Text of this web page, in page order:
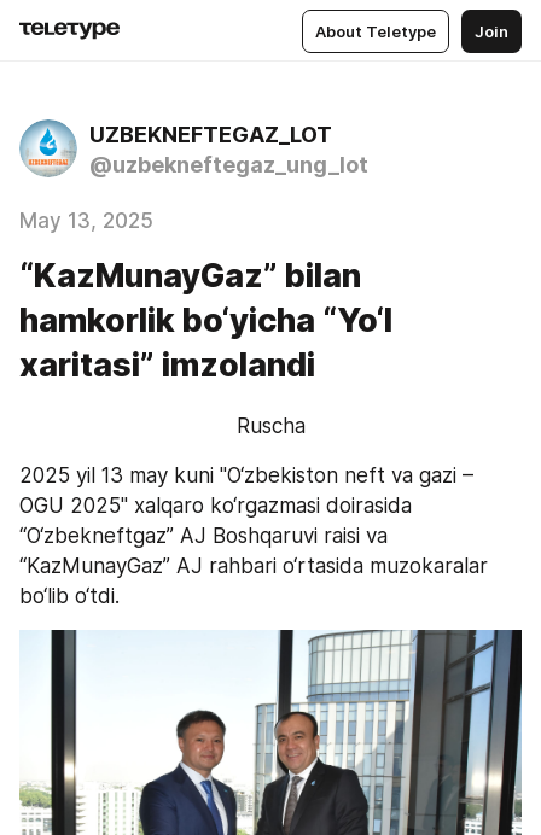
About Teletype Join
UZBEKNEFTEGAZ_LOT
@uzbekneftegaz_ung_lot
May 13, 2025
“KazMunayGaz” bilan
hamkorlik bo‘yicha “Yo‘l
xaritasi” imzolandi
Ruscha
2025 yil 13 may kuni "O‘zbekiston neft va gazi –
OGU 2025" xalqaro ko‘rgazmasi doirasida
“O‘zbekneftgaz” AJ Boshqaruvi raisi va
“KazMunayGaz” AJ rahbari o‘rtasida muzokaralar
bo‘lib o‘tdi.